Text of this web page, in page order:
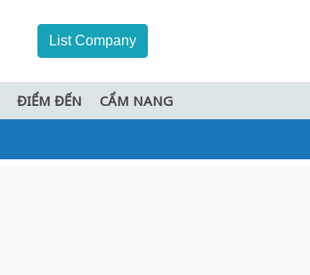
List Company
ĐIỂM ĐẾN CẨM NANG